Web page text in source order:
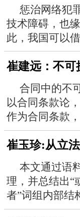
惩治网络犯
技术障碍，也
此，我国可以
崔建远：不可
合同中的不
以合同条款论
作为合同条款
崔玉珍:从立
本文通过语
理，并总结出“
者”词组内部结